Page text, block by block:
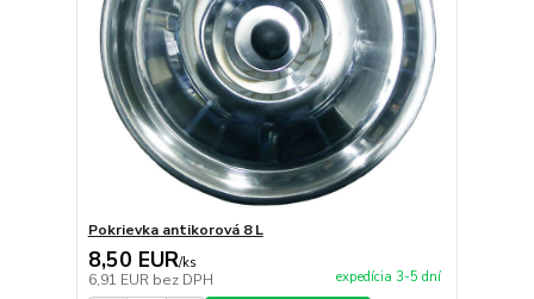
Pokrievka antikorová 8 L
8,50 EUR/ks
6,91 EUR bez DPH expedícia 3-5 dní